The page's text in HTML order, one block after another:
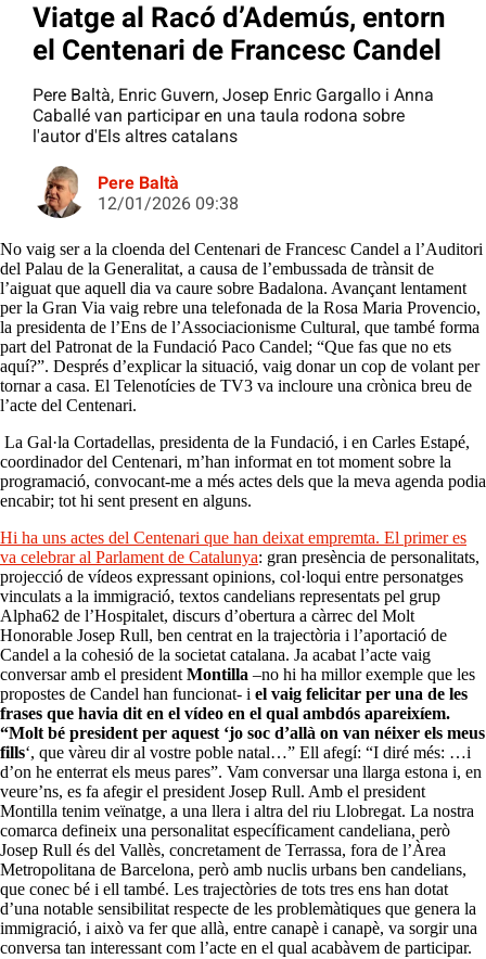
Viatge al Racó d’Ademús, entorn
el Centenari de Francesc Candel
Pere Baltà, Enric Guvern, Josep Enric Gargallo i Anna
Caballé van participar en una taula rodona sobre
l'autor d'Els altres catalans
Pere Baltà
12/01/2026 09:38
No vaig ser a la cloenda del Centenari de Francesc Candel a l’Auditori
del Palau de la Generalitat, a causa de l’embussada de trànsit de
l’aiguat que aquell dia va caure sobre Badalona. Avançant lentament
per la Gran Via vaig rebre una telefonada de la Rosa Maria Provencio,
la presidenta de l’Ens de l’Associacionisme Cultural, que també forma
part del Patronat de la Fundació Paco Candel; “Que fas que no ets
aquí?”. Després d’explicar la situació, vaig donar un cop de volant per
tornar a casa. El Telenotícies de TV3 va incloure una crònica breu de
l’acte del Centenari.
La Gal·la Cortadellas, presidenta de la Fundació, i en Carles Estapé,
coordinador del Centenari, m’han informat en tot moment sobre la
programació, convocant-me a més actes dels que la meva agenda podia
encabir; tot hi sent present en alguns.
Hi ha uns actes del Centenari que han deixat empremta. El primer es
va celebrar al Parlament de Catalunya: gran presència de personalitats,
projecció de vídeos expressant opinions, col·loqui entre personatges
vinculats a la immigració, textos candelians representats pel grup
Alpha62 de l’Hospitalet, discurs d’obertura a càrrec del Molt
Honorable Josep Rull, ben centrat en la trajectòria i l’aportació de
Candel a la cohesió de la societat catalana. Ja acabat l’acte vaig
conversar amb el presidentMontilla –no hi ha millor exemple que les
propostes de Candel han funcionat- i el vaig felicitar per una de les
frases que havia dit en el vídeo en el qual ambdós apareixíem.
“Molt bé president per aquest ‘jo soc d’allà on van néixer els meus
fills‘, que vàreu dir al vostre poble natal…” Ell afegí: “I diré més: …i
d’on he enterrat els meus pares”. Vam conversar una llarga estona i, en
veure’ns, es fa afegir el president Josep Rull. Amb el president
Montilla tenim veïnatge, a una llera i altra del riu Llobregat. La nostra
comarca defineix una personalitat específicament candeliana, però
Josep Rull és del Vallès, concretament de Terrassa, fora de l’Àrea
Metropolitana de Barcelona, però amb nuclis urbans ben candelians,
que conec bé i ell també. Les trajectòries de tots tres ens han dotat
d’una notable sensibilitat respecte de les problemàtiques que genera la
immigració, i això va fer que allà, entre canapè i canapè, va sorgir una
conversa tan interessant com l’acte en el qual acabàvem de participar.